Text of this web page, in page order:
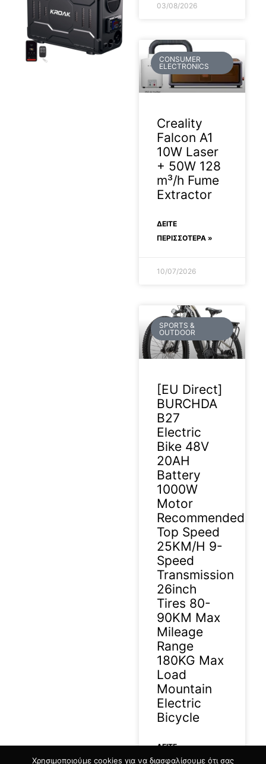
03/08/2026
CONSUMER
ELECTRONICS
Creality
Falcon A1
10W Laser
+ 50W 128
m³/h Fume
Extractor
ΔΕΊΤΕ
ΠΕΡΙΣΣΟΤΕΡΑ »
10/07/2026
SPORTS &
OUTDOOR
[EU Direct]
BURCHDA
B27
Electric
Bike 48V
20AH
Battery
1000W
Motor
Recommended
Top Speed
25KM/H 9-
Speed
Transmission
26inch
Tires 80-
90KM Max
Mileage
Range
180KG Max
Load
Mountain
Electric
Bicycle
ΔΕΊΤΕ
ΠΕΡΙΣΣΟΤΕΡΑ »
Χρησιμοποιούμε cookies για να διασφαλίσουμε ότι σας